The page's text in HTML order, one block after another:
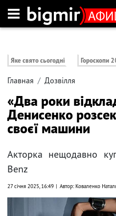
Яке свято сьогодні Гороскопи
Главная Дозвілля
«Два роки
Денисенко
своєї машини
Акторка нещодавно
Benz
27 січня 2025, 16:49 Автор: Коваленко